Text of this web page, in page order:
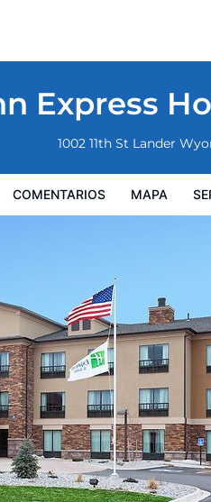
Express
1002 11th St Lander
COMENTARIOS MAPA
by IHG